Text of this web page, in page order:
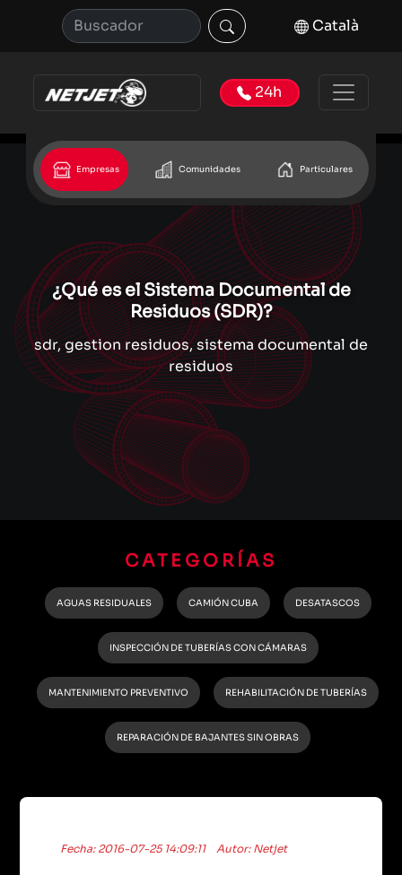
Català
24h
Empresas Comunidades Particulares
¿Qué es el Sistema Documental de
Residuos (SDR)?
sdr, gestion residuos, sistema documental de
residuos
CATEGORÍAS
AGUAS RESIDUALES CAMIÓN CUBA DESATASCOS
INSPECCIÓN DE TUBERÍAS CON CÁMARAS
MANTENIMIENTO PREVENTIVO REHABILITACIÓN DE TUBERÍAS
REPARACIÓN DE BAJANTES SIN OBRAS
Fecha: 2016-07-25 14:09:11 Autor: Netjet